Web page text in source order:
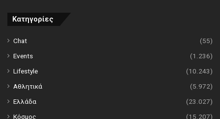
Κατηγορίες
Chat
(55)
Events
(1.236)
Lifestyle
(10.243)
Αθλητικά
(5.972)
Ελλάδα
(23.027)
Κόσμος
(15.207)